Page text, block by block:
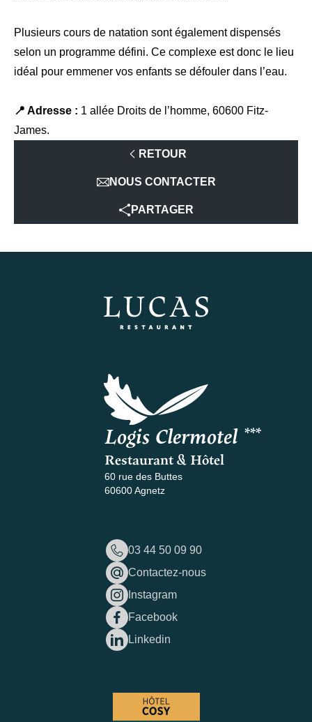
Plusieurs cours de natation sont également dispensés
selon un programme défini. Ce complexe est donc le lieu
idéal pour emmener vos enfants se défouler dans l’eau.
📍 Adresse : 1 allée Droits de l’homme, 60600 Fitz-
James.
RETOUR
NOUS CONTACTER
PARTAGER
Logis Clermotel ***
Restaurant & Hôtel
60 rue des Buttes
60600 Agnetz
03 44 50 09 90
Contactez-nous
Instagram
Facebook
Linkedin